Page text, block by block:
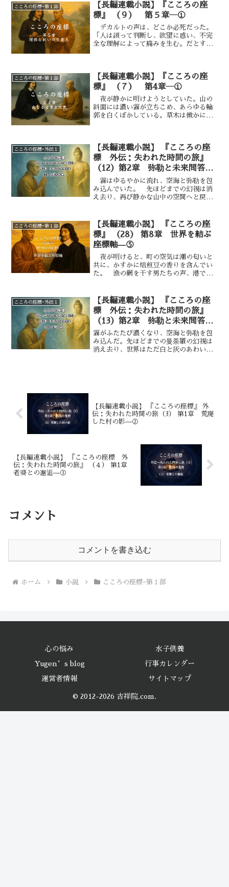
カルトの心はその風景とは異なる、深い
内奥へと向かっていた。「空海……」
「はい」「私は昨夜、夢の中で“私”が
消えていく感覚を味わいました。顔が消
え、手が消え、最後には存在そのものが
霧に溶けた……。だが、不思議と恐ろし
こころの座標ｰ第１部
【長編連載小説】『こころの座
標』 （９） 第５章―①
デカルトの声は、どこか必死だった。
「人は誤って判断し、欲望に惑い、不完
全な理解によって痛みを生む。だとすれ
た。「理性は、迷いの霧を照らす灯火で
す。しかし、届かぬ深みもあります」
「届かぬ深み？」「そうです。たとえば
幼子を失った母の涙。それを、理屈で癒
せるでしょうか？」
こころの座標ｰ第１部
【長編連載小説】『こころの座
標』 （７） 第4章―①
夜が静かに明けようとしていた。山の
斜面には濃い霧が立ちこめ、あらゆる輪
郭を白くぼかしている。草木は微かに濡
こころの座標ｰ外伝１
【長編連載小説】 『こころの座
標 外伝：失われた時間の旅』
（12）第2章 弥勒と未来問答
逆問の試練ー⑤
霧はゆるやかに流れ、空海と弥勒を包
み込んでいた。 先ほどまでの幻視は消
え去り、再び静かな山中の空間へと戻っ
悲、現在の苦悩の意味……それらを理解
したつもりでいても、内側には解けきら
ない硬い石のような違和感が沈んでい
た。 未来に成就する慈悲は理解し
た。 現在の苦悩を抱えながらも、小さ
な種を守り育てることの意味も、確かに
受け止めた。 ――しかし、それだけで
根に触れるものだった。見えない誰かの
ために祈る。それは尊い。しかし、どれ
ほど祈っても人々の飢えや争いはなくな
らない。祈りは確かに灯火だが、今の暗
闇をすべて照らせるわけではない。彼自
身の心が、それを知っていた。
こころの座標ｰ第１部
【長編連載小説】 『こころの座
標』 （28） 第8章 世界を結ぶ
座標軸—⑤
夜が明けると、町の空気は潮の匂いと
共に、かすかに焙煎豆の香りを含んでい
た。 漁の網を干す男たちの声、港で荷
たちの足音。 それらの音が重なり合
い、一つの呼吸のように町を満たしてい
た。 デカルトは、その多様な声の層に
耳を澄ませながら思う。 ――この世界
は、まるで一枚の楽譜のようだ。 誰も
が別の旋律を奏でているが、全体として
は一つの調べになっている。
こころの座標ｰ外伝１
【長編連載小説】 『こころの座
標 外伝：失われた時間の旅』
（13）第2章 弥勒と未来問答
逆問の試練ー⑥
霧がふたたび濃くなり、空海と弥勒を包
み込んだ。先ほどまでの曼荼羅の幻視は
消え去り、世界はただ白と灰のあわいに
んでいた。もはや言葉はなく、眼差しだ
けが彼に注がれていた。
【長編連載小説】 『こころの座標』 外
伝：失われた時間の旅（3） 第1章 荒廃
した村の影—②
【長編連載小説】 『こころの座標 外
伝：失われた時間の旅』 （４） 第1章
老婆との邂逅—③
コメント
コメントを書き込む
ホーム 小説 こころの座標ｰ第１部
心の悩み 水子供養
Yugen’s blog 行事カレンダー
運営者情報 サイトマップ
© 2012-2026 吉祥院.com.